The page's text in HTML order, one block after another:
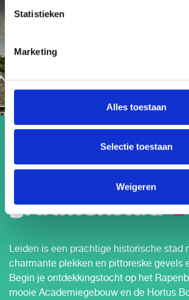
Statistieken
Marketing
Alles toestaan
Selectie toestaan
Weigeren
Goedenavond
Fotogenieke
grachtenstad
Leiden is een prachtige historische stad
charmante plekken en pittoreske gevels
Begin je ontdekkingstocht op het
mooie Academiegebouw en de Hortus
Foto door Michal Knotek